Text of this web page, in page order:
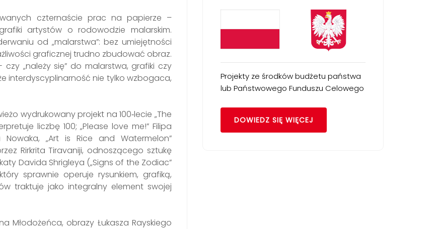
czternaście prac na papierze –
artystów o rodowodzie malarskim.
od „malarstwa”: bez umiejętności
graficznej trudno zbudować obraz.
„należy się” do malarstwa, grafiki czy
interdyscyplinarność nie tylko wzbogaca,
wydrukowany projekt na 100‐lecie „The
liczbę 100; „Please love me!” Filipa
„Art is Rice and Watermelon”
Rirkrita Tiravaniji, odnoszącego sztukę
Davida Shrigleya („Signs of the Zodiac”
sprawnie operuje rysunkiem, grafiką,
traktuje jako integralny element swojej
Młodożeńca, obrazy Łukasza Rayskiego
Projekty ze środków budżetu państwa
lub Państwowego Funduszu Celowego
DOWIEDZ SIĘ WIĘCEJ